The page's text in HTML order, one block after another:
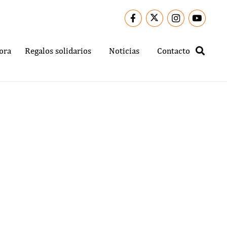
Regalos solidarios Noticias Contacto